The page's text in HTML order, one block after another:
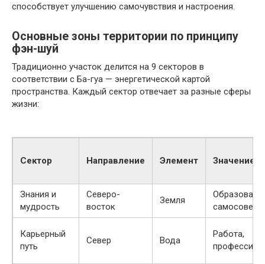
способствует улучшению самочувствия и настроения.
Основные зоны территории по принципу
фэн-шуй
Традиционно участок делится на 9 секторов в
соответствии с Ба-гуа — энергетической картой
пространства. Каждый сектор отвечает за разные сферы
жизни:
Сектор Направление Элемент Значение
Знания и
мудрость
Северо-
восток
Земля
Карьерный
путь
Север Вода
Работа,